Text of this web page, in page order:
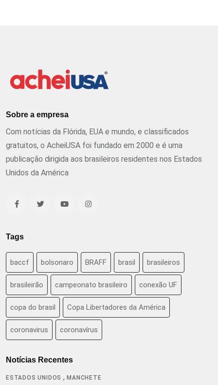
Sobre a empresa
Com notícias da Flórida, EUA e mundo, e classificados
gratuitos, o AcheiUSA foi fundado em 2000 e é uma
publicação dirigida aos brasileiros residentes nos Estados
Unidos da América
Tags
baccf bolsonaro BRAFF brasil brasileiros
brasileirão campeonato brasileiro conexão UF
copa do brasil Copa Libertadores da América
coronavirus coronavírus
Notícias Recentes
ESTADOS UNIDOS ,MANCHETE